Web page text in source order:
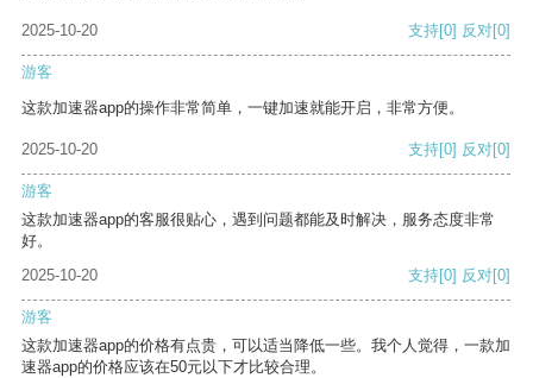
2025-10-20 支持[0] 反对[0]
游客
这款加速器app的操作非常简单，一键加速就能开启，非常方便。
2025-10-20 支持[0] 反对[0]
游客
这款加速器app的客服很贴心，遇到问题都能及时解决，服务态度非常
好。
2025-10-20
支持[0] 反对[0]
游客
这款加速器app的价格有点贵，可以适当降低一些。我个人觉得，一款加
速器app的价格应该在50元以下才比较合理。